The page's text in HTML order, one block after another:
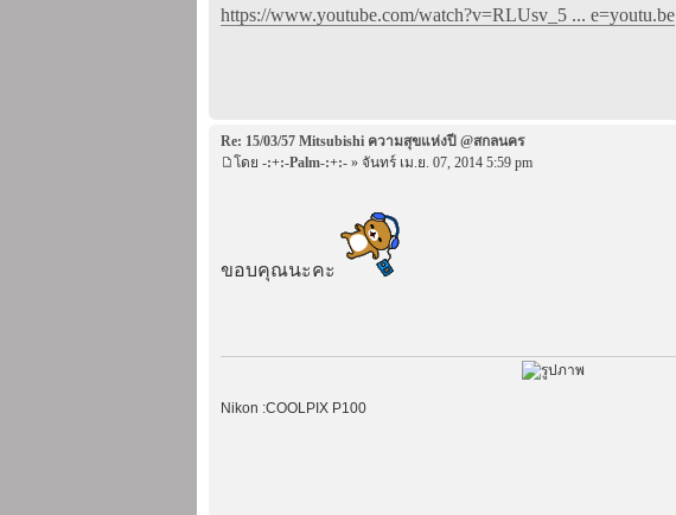
https://www.youtube.com/watch?v=RLUsv_5 ... e=youtu.be
Re: 15/03/57 Mitsubishi ความสุขแห่งปี @สกลนคร
โดย -:+:-Palm-:+:- » จันทร์ เม.ย. 07, 2014 5:59 pm
ขอบคุณนะคะ
Nikon :COOLPIX P100